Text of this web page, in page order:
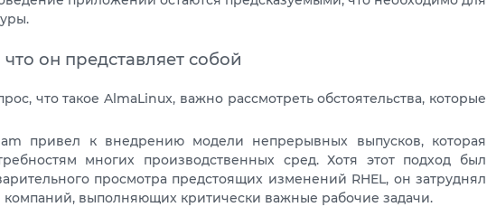
он представляет собой
что такое AlmaLinux, важно рассмотреть обстоятельства, которые
привел к внедрению модели непрерывных выпусков, которая
многих производственных сред. Хотя этот подход был
просмотра предстоящих изменений RHEL, он затруднял
выполняющих критически важные рабочие задачи.